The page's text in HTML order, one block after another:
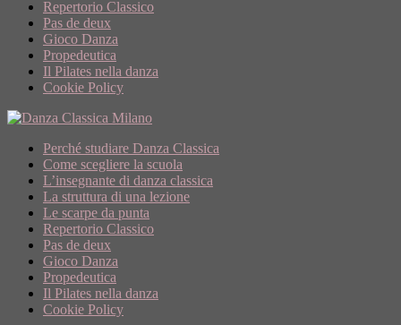
Repertorio Classico
Pas de deux
Gioco Danza
Propedeutica
Il Pilates nella danza
Cookie Policy
Perché studiare Danza Classica
Come scegliere la scuola
L’insegnante di danza classica
La struttura di una lezione
Le scarpe da punta
Repertorio Classico
Pas de deux
Gioco Danza
Propedeutica
Il Pilates nella danza
Cookie Policy